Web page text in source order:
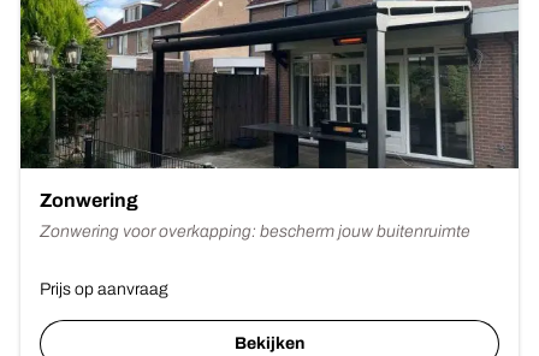
Zonwering
Zonwering voor overkapping: bescherm jouw buitenruimte
Prijs op aanvraag
Bekijken